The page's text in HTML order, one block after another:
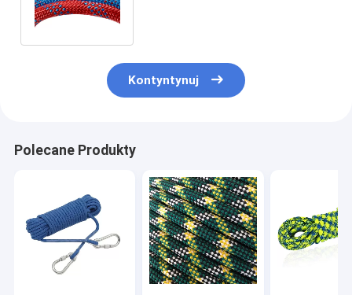
Kontyntynuj
Polecane Produkty